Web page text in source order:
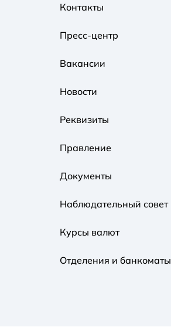
Контакты
Пресс-центр
Вакансии
Новости
Реквизиты
Правление
Документы
Наблюдательный совет
Курсы валют
Отделения и банкоматы